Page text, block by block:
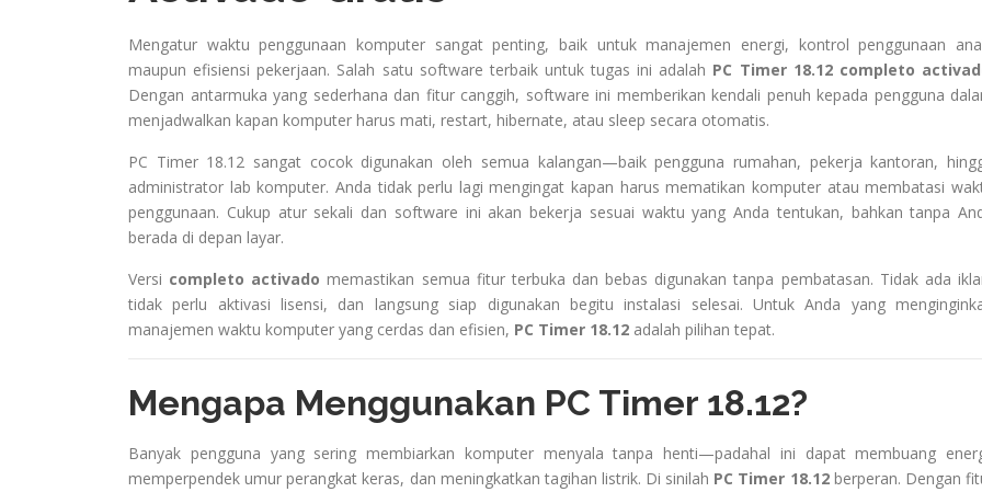
Mengatur waktu penggunaan komputer sangat penting, baik untuk manajemen energi, kontrol penggunaan
maupun efisiensi pekerjaan. Salah satu software terbaik untuk tugas ini adalah PC Timer 18.12 completo
Dengan antarmuka yang sederhana dan fitur canggih, software ini memberikan kendali penuh kepada pengguna
menjadwalkan kapan komputer harus mati, restart, hibernate, atau sleep secara otomatis.
PC Timer 18.12 sangat cocok digunakan oleh semua kalangan—baik pengguna rumahan, pekerja kantoran,
administrator lab komputer. Anda tidak perlu lagi mengingat kapan harus mematikan komputer atau membatasi
penggunaan. Cukup atur sekali dan software ini akan bekerja sesuai waktu yang Anda tentukan, bahkan tanpa
berada di depan layar.
Versi completo activado memastikan semua fitur terbuka dan bebas digunakan tanpa pembatasan. Tidak ada
tidak perlu aktivasi lisensi, dan langsung siap digunakan begitu instalasi selesai. Untuk Anda yang
manajemen waktu komputer yang cerdas dan efisien, PC Timer 18.12 adalah pilihan tepat.
Mengapa Menggunakan PC Timer 18.12?
Banyak pengguna yang sering membiarkan komputer menyala tanpa henti—padahal ini dapat membuang
memperpendek umur perangkat keras, dan meningkatkan tagihan listrik. Di sinilah PC Timer 18.12berperan. Dengan